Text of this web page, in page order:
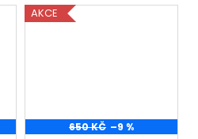
AKCE
650 KČ –9 %